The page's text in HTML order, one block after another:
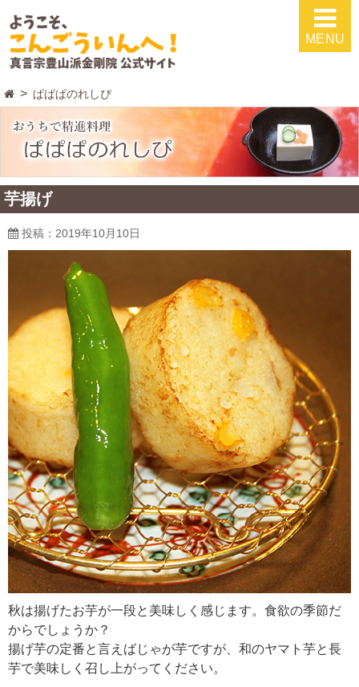
MENU
ぱぱぱのれしぴ
芋揚げ
投稿：2019年10月10日
秋は揚げたお芋が一段と美味しく感じます。食欲の季節だ
からでしょうか？
揚げ芋の定番と言えばじゃが芋ですが、和のヤマト芋と長
芋で美味しく召し上がってください。